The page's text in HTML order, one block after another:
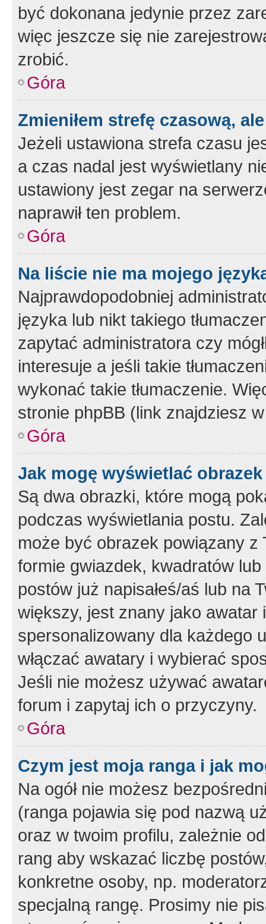
być dokonana jedynie przez
więc jeszcze się nie
zrobić.
Góra
Zmieniłem strefę czasową,
Jeżeli ustawiona strefa czasu
a czas nadal jest wyświetlany
ustawiony jest zegar na
naprawił ten problem.
Góra
Na liście nie ma mojego
Najprawdopodobniej
języka lub nikt takiego
zapytać administratora czy
interesuje a jeśli takie
wykonać takie tłumaczenie.
stronie phpBB (link znajdziesz
Góra
Jak mogę wyświetlać
Są dwa obrazki, które mogą
podczas wyświetlania postu.
może być obrazek powiązany z
formie gwiazdek, kwadratów
postów już napisałeś/aś lub na
większy, jest znany jako
spersonalizowany dla każdego
włączać awatary i wybierać
Jeśli nie możesz używać
forum i zapytaj ich o przyczyny.
Góra
Czym jest moja ranga i jak
Na ogół nie możesz
(ranga pojawia się pod nazwą
oraz w twoim profilu, zależnie
rang aby wskazać liczbę
konkretne osoby, np.
specjalną rangę. Prosimy nie